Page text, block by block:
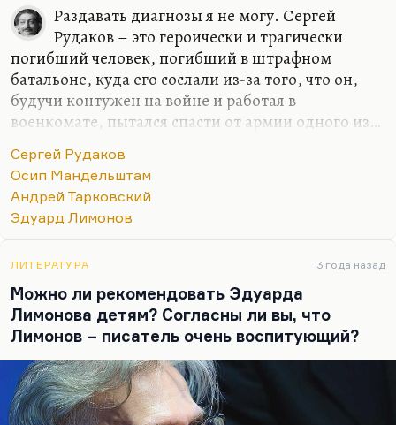
Раздавать диагнозы я не могу. Сергей
Рудаков – это героически и трагически
погибший человек, погибший в штрафном
батальоне, куда его сослали из-за того, что он,
будучи контужен на войне и работая в
военкомате, пытался спасти от армии одного из…
пытался спасти от мобилизации человека,
совершенно к войне не готового, совсем к ней не
приспособленного. Положил душу за други своя.
оценивать, потому что недостаточно знаю, да и
переписке… Ну есть же вот это определение
Ахматовой:«Он сошел с ума, вообразив, что
гениальным поэтом является он, а не Мандельштам»
…
Сергей Рудаков
Осип Мандельштам
Андрей Тарковский
Эдуард Лимонов
ЛИТЕРАТУРА 3 года назад
Можно ли рекомендовать Эдуарда
Лимонова детям? Согласны ли вы, что
Лимонов – писатель очень воспитующий?